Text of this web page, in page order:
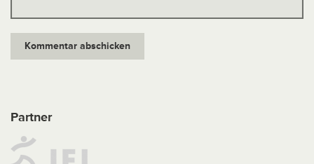
Partner